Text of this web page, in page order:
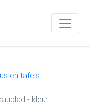
en tafels
- kleur